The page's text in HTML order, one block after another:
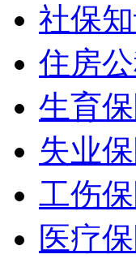
社保
住房
生育
失业
工伤
医疗